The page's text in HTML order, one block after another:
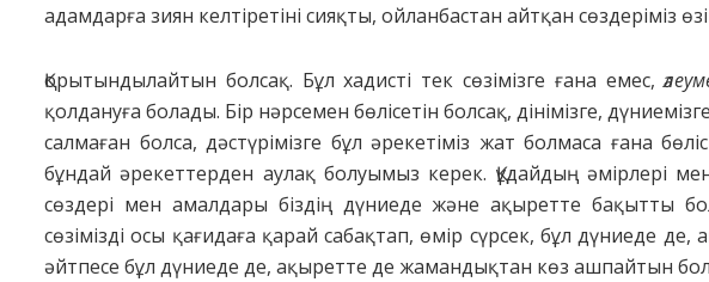
адамдарға зиян келтіретіні сияқты, ойланбастан айтқан сөздеріміз
Қорытындылайтын болсақ. Бұл хадисті тек сөзімізге ғана емес,
қолдануға болады. Бір нәрсемен бөлісетін болсақ, дінімізге,
салмаған болса, дәстүрімізге бұл әрекетіміз жат болмаса ғана
бұндай әрекеттерден аулақ болуымыз керек. Құдайдың әмірлері
сөздері мен амалдары біздің дүниеде және ақыретте бақытты
сөзімізді осы қағидаға қарай сабақтап, өмір сүрсек, бұл дүниеде
әйтпесе бұл дүниеде де, ақыретте де жамандықтан көз ашпайтын